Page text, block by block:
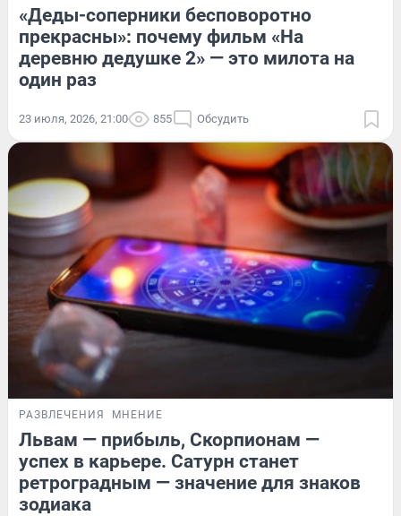
«Деды-соперники бесповоротно
прекрасны»: почему фильм «На
деревню дедушке 2» — это милота на
один раз
23 июля, 2026, 21:00 855 Обсудить
РАЗВЛЕЧЕНИЯ МНЕНИЕ
Львам — прибыль, Скорпионам —
успех в карьере. Сатурн станет
ретроградным — значение для знаков
зодиака